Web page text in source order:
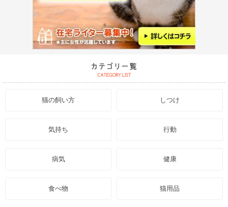
猫の飼い方 しつけ
気持ち 行動
病気 健康
食べ物 猫用品